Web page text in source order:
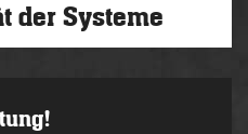
der Systeme